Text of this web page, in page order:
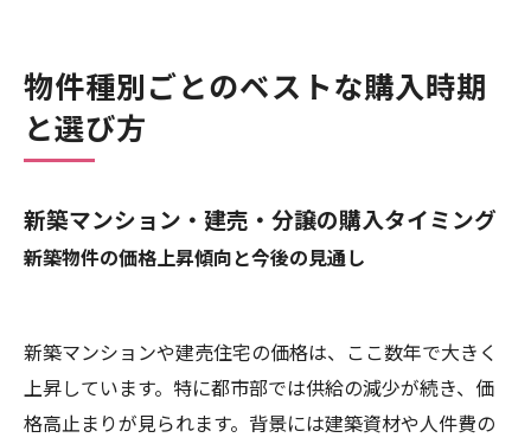
物件種別ごとのベストな購入時期
と選び方
新築マンション・建売・分譲の購入タイミング
新築物件の価格上昇傾向と今後の見通し
新築マンションや建売住宅の価格は、ここ数年で大きく
上昇しています。特に都市部では供給の減少が続き、価
格高止まりが見られます。背景には建築資材や人件費の